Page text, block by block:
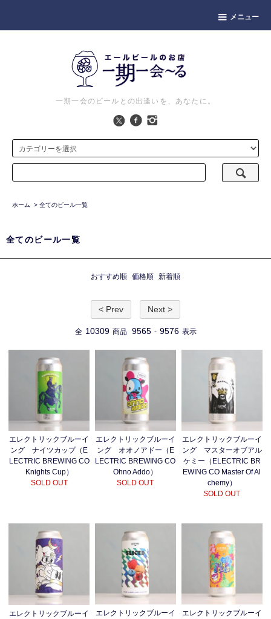
メニュー
一期一会のビールとの出逢いを、あなたに。
ホーム > 全てのビール一覧
全てのビール一覧
おすすめ順 価格順 新着順
< Prev Next >
全 10309 商品 9565 - 9576 表示
エレクトリックブルーイ
ング ナイツカップ（E
LECTRIC BREWING CO
Knights Cup）
SOLD OUT
エレクトリックブルーイ
ング オオノアドー（E
LECTRIC BREWING CO
Ohno Addo）
SOLD OUT
エレクトリックブルーイ
ング マスターオブアル
ケミー（ELECTRIC BR
EWING CO Master Of Al
chemy）
SOLD OUT
エレクトリックブルーイ
エレクトリックブルーイ
エレクトリックブルーイ